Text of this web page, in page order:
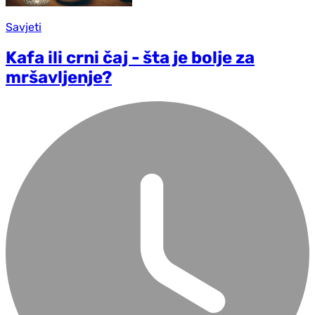
Savjeti
Kafa ili crni čaj - šta je bolje za
mršavljenje?